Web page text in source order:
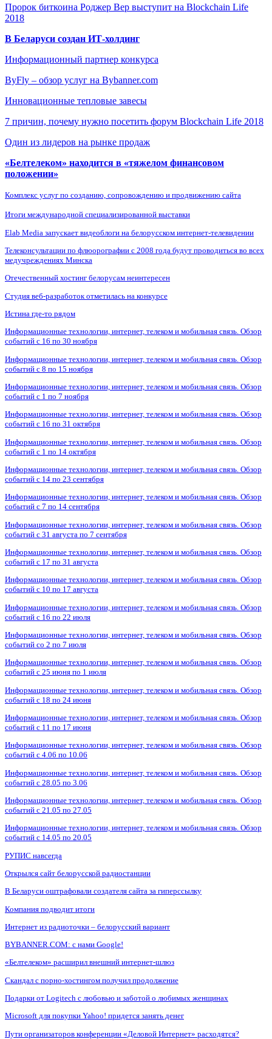
Пророк биткоина Роджер Вер выступит на Blockchain Life
2018
В Беларуси создан ИТ-холдинг
Информационный партнер конкурса
ByFly – обзор услуг на Bybanner.com
Инновационные тепловые завесы
7 причин, почему нужно посетить форум Blockchain Life 2018
Один из лидеров на рынке продаж
«Белтелеком» находится в «тяжелом финансовом
положении»
Комплекс услуг по созданию, сопровождению и продвижению сайта
Итоги международной специализированной выставки
Elab Media запускает видеоблоги на белорусском интернет-телевидении
Телеконсультации по флюорографии с 2008 года будут проводиться во всех
медучреждениях Минска
Отечественный хостинг белорусам неинтересен
Студия веб-разработок отметилась на конкурсе
Истина где-то рядом
Информационные технологии, интернет, телеком и мобильная связь. Обзор
событий с 16 по 30 ноября
Информационные технологии, интернет, телеком и мобильная связь. Обзор
событий с 8 по 15 ноября
Информационные технологии, интернет, телеком и мобильная связь. Обзор
событий с 1 по 7 ноября
Информационные технологии, интернет, телеком и мобильная связь. Обзор
событий с 16 по 31 октября
Информационные технологии, интернет, телеком и мобильная связь. Обзор
событий с 1 по 14 октября
Информационные технологии, интернет, телеком и мобильная связь. Обзор
событий с 14 по 23 сентября
Информационные технологии, интернет, телеком и мобильная связь. Обзор
событий с 7 по 14 сентября
Информационные технологии, интернет, телеком и мобильная связь. Обзор
событий с 31 августа по 7 сентября
Информационные технологии, интернет, телеком и мобильная связь. Обзор
событий с 17 по 31 августа
Информационные технологии, интернет, телеком и мобильная связь. Обзор
событий с 10 по 17 августа
Информационные технологии, интернет, телеком и мобильная связь. Обзор
событий с 16 по 22 июля
Информационные технологии, интернет, телеком и мобильная связь. Обзор
событий со 2 по 7 июля
Информационные технологии, интернет, телеком и мобильная связь. Обзор
событий с 25 июня по 1 июля
Информационные технологии, интернет, телеком и мобильная связь. Обзор
событий с 18 по 24 июня
Информационные технологии, интернет, телеком и мобильная связь. Обзор
событий с 11 по 17 июня
Информационные технологии, интернет, телеком и мобильная связь. Обзор
событий с 4.06 по 10.06
Информационные технологии, интернет, телеком и мобильная связь. Обзор
событий с 28.05 по 3.06
Информационные технологии, интернет, телеком и мобильная связь. Обзор
событий с 21.05 по 27.05
Информационные технологии, интернет, телеком и мобильная связь. Обзор
событий с 14.05 по 20.05
РУПИС навсегда
Открылся сайт белорусской радиостанции
В Беларуси оштрафовали создателя сайта за гиперссылку
Компания подводит итоги
Интернет из радиоточки – белорусский вариант
BYBANNER.COM: c нами Google!
«Белтелеком» расширил внешний интернет-шлюз
Скандал с порно-хостингом получил продолжение
Подарки от Logitech с любовью и заботой о любимых женщинах
Microsoft для покупки Yahoo! придется занять денег
Пути организаторов конференции «Деловой Интернет» расходятся?